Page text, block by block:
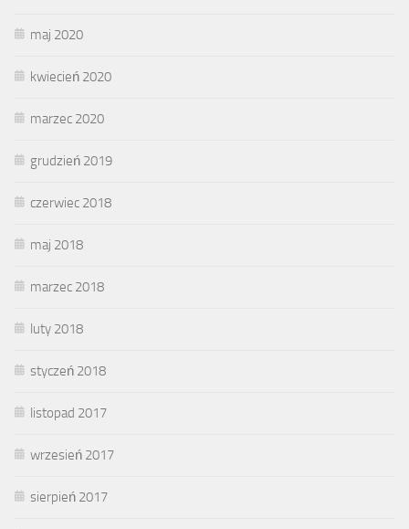
maj 2020
kwiecień 2020
marzec 2020
grudzień 2019
czerwiec 2018
maj 2018
marzec 2018
luty 2018
styczeń 2018
listopad 2017
wrzesień 2017
sierpień 2017